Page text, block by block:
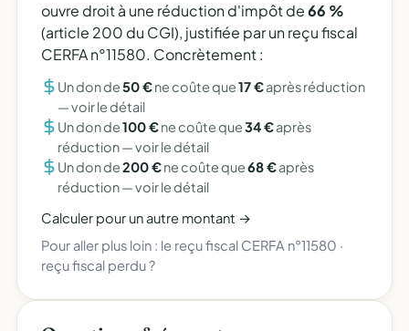
ouvre droit à une réduction d'impôt de66 %
(article 200 du CGI), justifiée par un reçu fiscal
CERFA n°11580. Concrètement :
Un don de50 €ne coûte que17 €après réduction
—voir le détail
Un don de100 €ne coûte que34 €après
réduction —voir le détail
Un don de200 €ne coûte que68 €après
réduction —voir le détail
Calculer pour un autre montant →
Pour aller plus loin : le reçu fiscal CERFA n°11580 ·
reçu fiscal perdu ?